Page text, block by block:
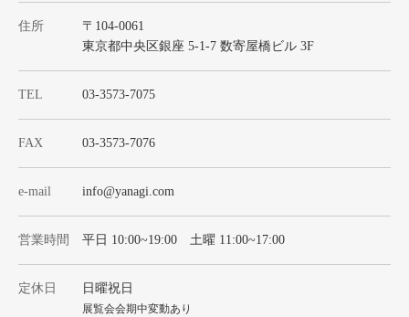
住所
〒104-0061
東京都中央区銀座 5-1-7 数寄屋橋ビル 3F
TEL 03-3573-7075
FAX 03-3573-7076
e-mail info@yanagi.com
営業時間 平日 10:00~19:00 土曜 11:00~17:00
定休日 日曜祝日
展覧会会期中変動あり